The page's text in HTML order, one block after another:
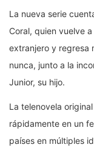
La nueva serie
Coral, quien vuelve
extranjero y regresa
nunca, junto a la
Junior, su hijo.
La telenovela original
rápidamente en un
países en múltiples